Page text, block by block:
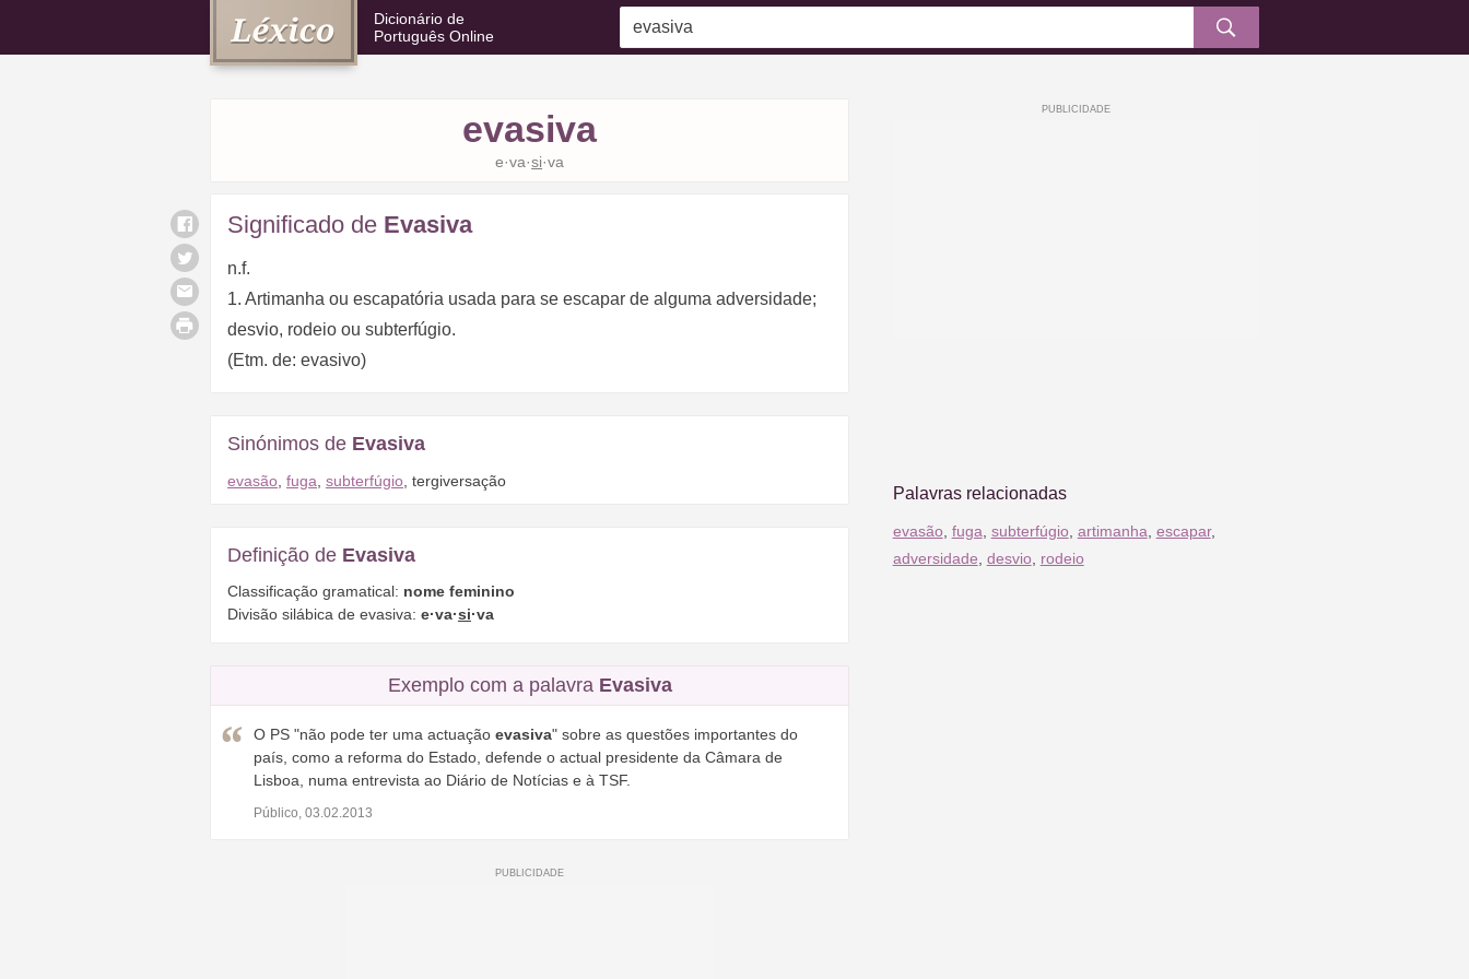
Dicionário de
Português Online
evasiva
e·va·si·va
Significado de Evasiva
n.f.
1. Artimanha ou escapatória usada para se escapar de alguma adversidade;
desvio, rodeio ou subterfúgio.
(Etm. de: evasivo)
Sinónimos de Evasiva
evasão fuga subterfúgio tergiversação
Definição de Evasiva
Classificação gramatical: nome feminino
Divisão silábica de evasiva: e·va·si·va
Exemplo com a palavra Evasiva
O PS "não pode ter uma actuação evasiva" sobre as questões importantes do
país, como a reforma do Estado, defende o actual presidente da Câmara de
Lisboa, numa entrevista ao Diário de Notícias e à TSF.
Público, 03.02.2013
Palavras relacionadas
evasão, fuga subterfúgio, artimanha escapar,
adversidade desvio, rodeio